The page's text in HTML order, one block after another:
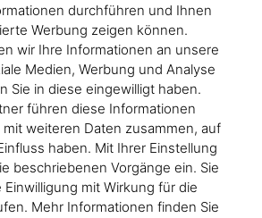
durchführen und Ihnen
Werbung zeigen können.
wir Ihre Informationen an unsere
Medien, Werbung und Analyse
Sie in diese eingewilligt haben.
führen diese Informationen
weiteren Daten zusammen, auf
haben. Mit Ihrer Einstellung
beschriebenen Vorgänge ein. Sie
Einwilligung mit Wirkung für die
Mehr Informationen finden Sie